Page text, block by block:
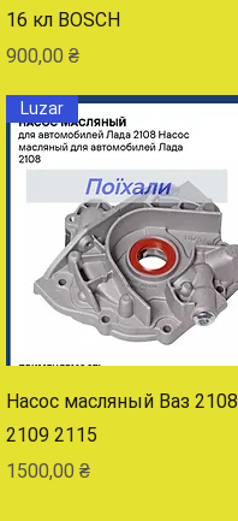
16 кл BOSCH
Цена
900,00 ₴
Быстрый просмотр
Luzar
Насос масляный Ваз 2108
2109 2115
Цена
1500,00 ₴